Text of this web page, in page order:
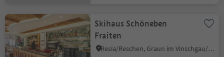
Skihaus Schöneben
Fraiten
Resia/Reschen, Graun im Vinschgau/Curon Venosta, Vinschgau/Val Venosta